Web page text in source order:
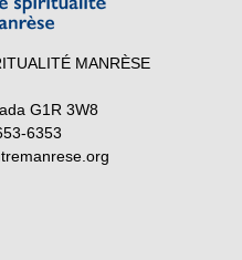
MANRÈSE
G1R 3W8
6353